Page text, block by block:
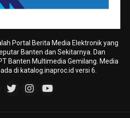
Portal Berita Media Elektronik yang
Banten dan Sekitarnya. Dan
Banten Multimedia Gemilang. Media
di katalog.inaproc.id versi 6.